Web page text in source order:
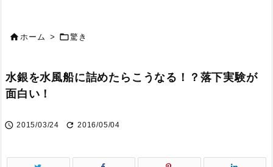
ホーム > 驚き
水銀を水風船に詰めたらこうなる！？落下実験が
面白い！
 2015/03/24  2016/05/04